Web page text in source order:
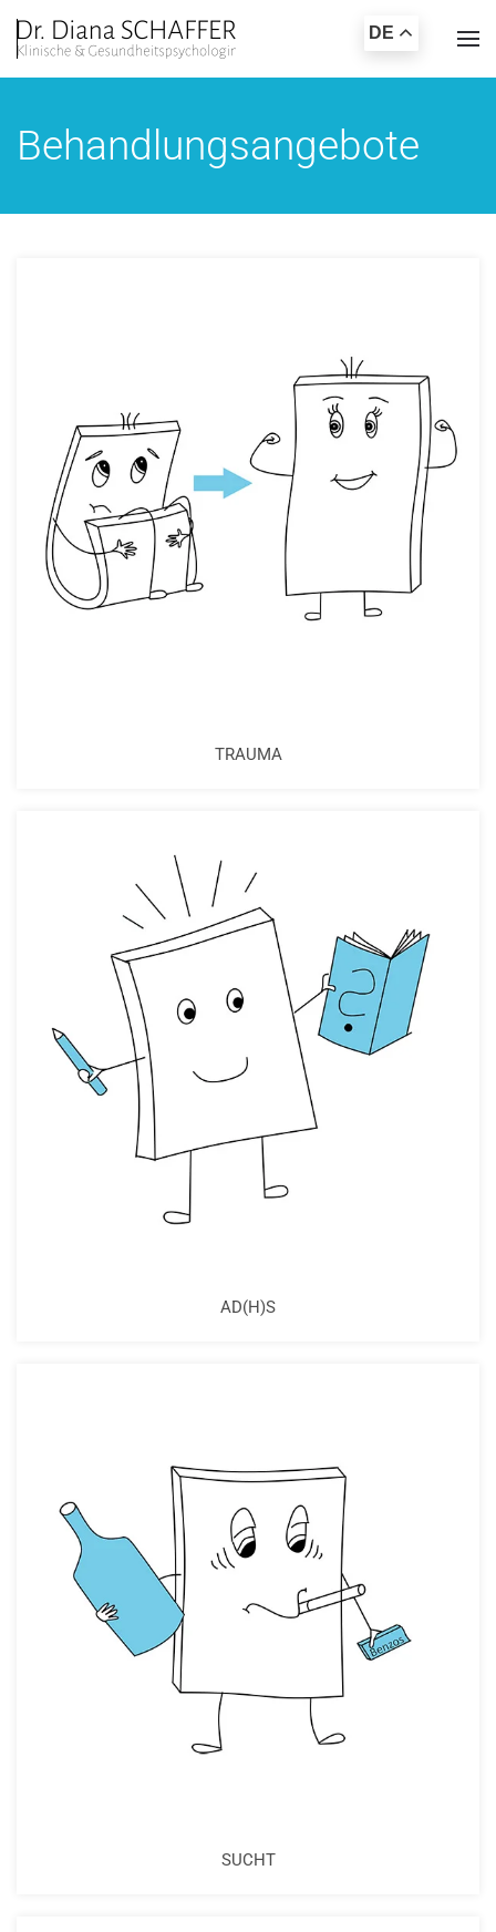
Zum Hauptinhalt springen
Behandlungsangebote
TRAUMA
AD(H)S
SUCHT
DE